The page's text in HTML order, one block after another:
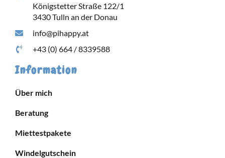
Königstetter Straße 122/1
3430 Tulln an der Donau
info@pihappy.at
+43 (0) 664 / 8339588
Information
Über mich
Beratung
Miettestpakete
Windelgutschein